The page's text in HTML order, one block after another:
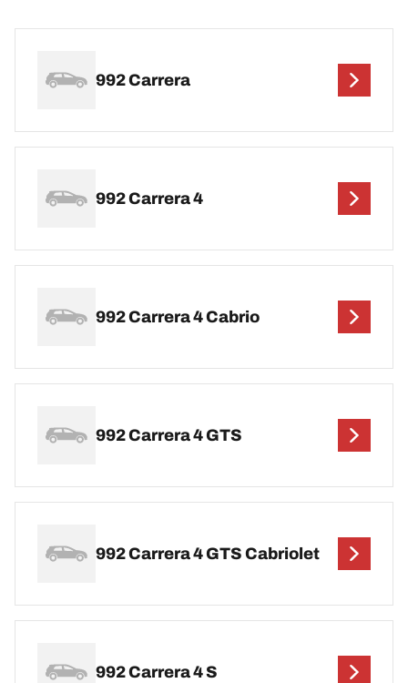
992 Carrera
992 Carrera 4
992 Carrera 4 Cabrio
992 Carrera 4 GTS
992 Carrera 4 GTS Cabriolet
992 Carrera 4 S